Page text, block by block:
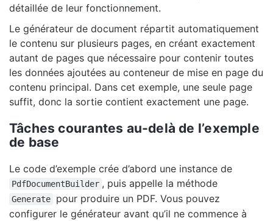
détaillée de leur fonctionnement.
Le générateur de document répartit automatiquement
le contenu sur plusieurs pages, en créant exactement
autant de pages que nécessaire pour contenir toutes
les données ajoutées au conteneur de mise en page du
contenu principal. Dans cet exemple, une seule page
suffit, donc la sortie contient exactement une page.
Tâches courantes au-delà de l’exemple
de base
Le code d’exemple crée d’abord une instance de
PdfDocumentBuilder , puis appelle la méthode
Generate
pour produire un PDF. Vous pouvez
configurer le générateur avant qu’il ne commence à